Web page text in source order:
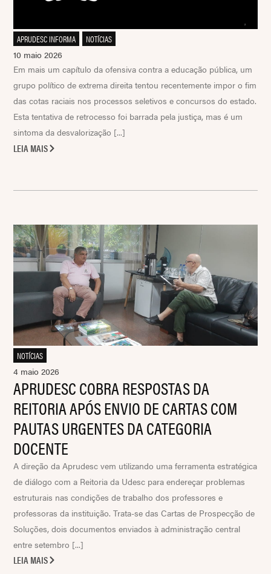
APRUDESC INFORMA
NOTÍCIAS
10 maio 2026
Em mais um capítulo da ofensiva contra a educação pública, um
grupo político de extrema direita tentou recentemente impor o fim
das cotas raciais nos processos seletivos e concursos do estado.
Esta tentativa de retrocesso foi barrada pela justiça, mas é um
sintoma da desvalorização [...]
LEIA MAIS
NOTÍCIAS
4 maio 2026
APRUDESC COBRA RESPOSTAS DA
REITORIA APÓS ENVIO DE CARTAS COM
PAUTAS URGENTES DA CATEGORIA
DOCENTE
A direção da Aprudesc vem utilizando uma ferramenta estratégica
de diálogo com a Reitoria da Udesc para endereçar problemas
estruturais nas condições de trabalho dos professores e
professoras da instituição. Trata-se das Cartas de Prospecção de
Soluções, dois documentos enviados à administração central
entre setembro [...]
LEIA MAIS